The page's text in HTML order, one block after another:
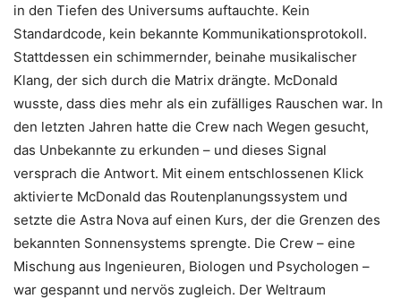
in den Tiefen des Universums auftauchte. Kein
Standardcode, kein bekannte Kommunikationsprotokoll.
Stattdessen ein schimmernder, beinahe musikalischer
Klang, der sich durch die Matrix drängte. McDonald
wusste, dass dies mehr als ein zufälliges Rauschen war. In
den letzten Jahren hatte die Crew nach Wegen gesucht,
das Unbekannte zu erkunden – und dieses Signal
versprach die Antwort. Mit einem entschlossenen Klick
aktivierte McDonald das Routenplanungssystem und
setzte die Astra Nova auf einen Kurs, der die Grenzen des
bekannten Sonnensystems sprengte. Die Crew – eine
Mischung aus Ingenieuren, Biologen und Psychologen –
war gespannt und nervös zugleich. Der Weltraum